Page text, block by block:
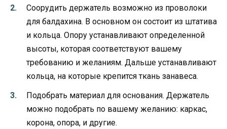
Соорудить держатель возможно из проволоки
для балдахина. В основном он состоит из штатива
и кольца. Опору устанавливают определенной
высоты, которая соответствуют вашему
требованию и желаниям. Дальше устанавливают
кольца, на которые крепится ткань занавеса.
Подобрать материал для основания. Держатель
можно подобрать по вашему желанию: каркас,
корона, опора, и другие.